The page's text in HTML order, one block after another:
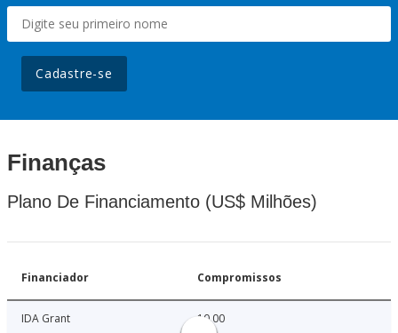
Cadastre-se
Finanças
Plano De Financiamento (US$ Milhões)
Financiador Compromissos
IDA Grant 10.00